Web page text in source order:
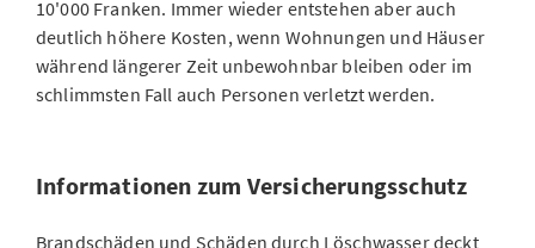
10'000 Franken. Immer wieder entstehen aber auch
deutlich höhere Kosten, wenn Wohnungen und Häuser
während längerer Zeit unbewohnbar bleiben oder im
schlimmsten Fall auch Personen verletzt werden.
Informationen zum Versicherungsschutz
Brandschäden und Schäden durch Löschwasser deckt